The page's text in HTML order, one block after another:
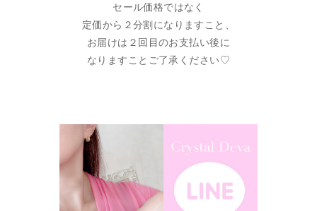
セール価格ではなく
定価から２分割になりますこと、
お届けは２回目のお支払い後に
なりますことご了承ください♡